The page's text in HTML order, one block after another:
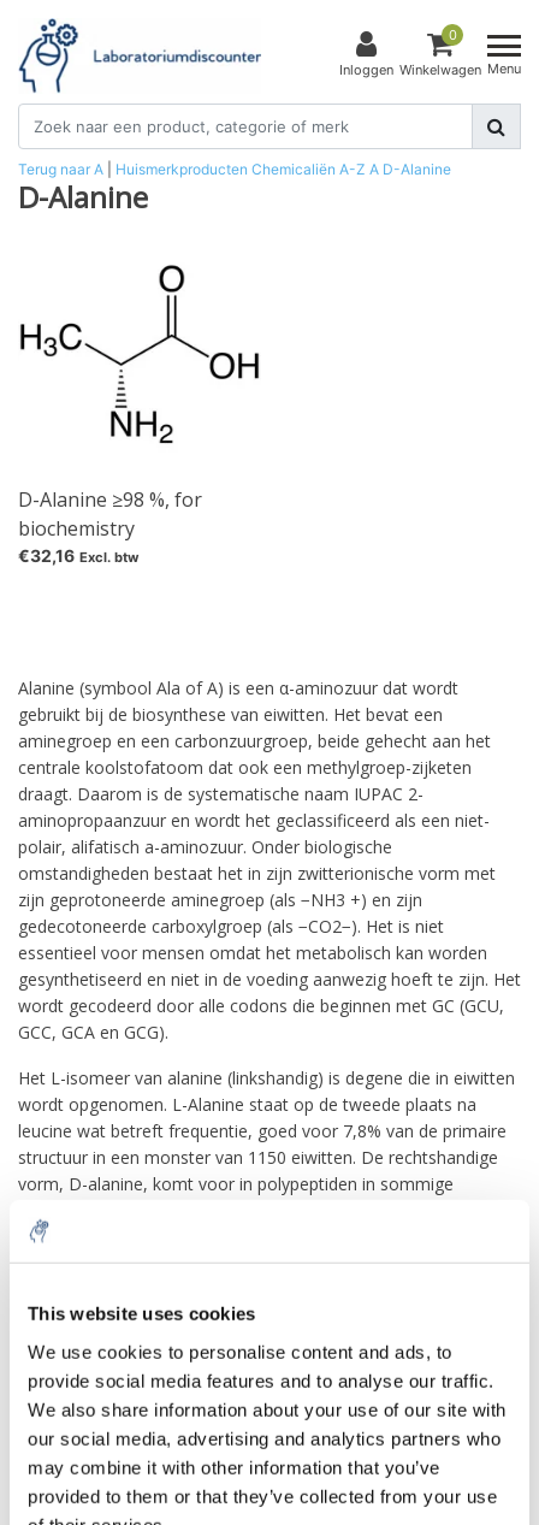
This website uses cookies
We use cookies to personalise content and ads, to
provide social media features and to analyse our traffic.
We also share information about your use of our site with
our social media, advertising and analytics partners who
may combine it with other information that you’ve
provided to them or that they’ve collected from your use
Inloggen
0
Winkelwagen Menu
Terug naar A Huismerkproducten Chemicaliën A-Z A D-Alanine
D-Alanine
D-Alanine ≥98 %, for
biochemistry
€32,16 Excl. btw
Alanine (symbool Ala of A) is een α-aminozuur dat wordt
gebruikt bij de biosynthese van eiwitten. Het bevat een
aminegroep en een carbonzuurgroep, beide gehecht aan het
centrale koolstofatoom dat ook een methylgroep-zijketen
draagt. Daarom is de systematische naam IUPAC 2-
aminopropaanzuur en wordt het geclassificeerd als een niet-
polair, alifatisch a-aminozuur. Onder biologische
omstandigheden bestaat het in zijn zwitterionische vorm met
zijn geprotoneerde aminegroep (als −NH3 +) en zijn
gedecotoneerde carboxylgroep (als −CO2−). Het is niet
essentieel voor mensen omdat het metabolisch kan worden
gesynthetiseerd en niet in de voeding aanwezig hoeft te zijn. Het
wordt gecodeerd door alle codons die beginnen met GC (GCU,
GCC, GCA en GCG).
Het L-isomeer van alanine (linkshandig) is degene die in eiwitten
wordt opgenomen. L-Alanine staat op de tweede plaats na
leucine wat betreft frequentie, goed voor 7,8% van de primaire
structuur in een monster van 1150 eiwitten. De rechtshandige
vorm, D-alanine, komt voor in polypeptiden in sommige
komt als osmolyt voor in de weefsels van veel schaaldieren en
weekdieren.
Bij zoogdieren speelt alanine een sleutelrol in de glucose-
weefsels die aminozuren afbreken als brandstof, worden
aminogroepen verzameld in de vorm van glutamaat door
transaminatie. Glutamaat kan vervolgens zijn aminogroep
overzetten naar pyruvaat, een product van spierglycolyse, door
de werking van alanineaminotransferase, waarbij alanine en α-
ketoglutaraat worden gevormd. De alanine komt in de